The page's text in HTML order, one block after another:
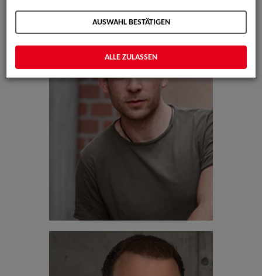
AUSWAHL BESTÄTIGEN
ALLE ZULASSEN